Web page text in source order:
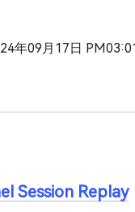
年09月17日
Session Replay